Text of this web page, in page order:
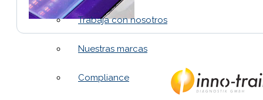
Trabaja con nosotros
Nuestras marcas
Compliance